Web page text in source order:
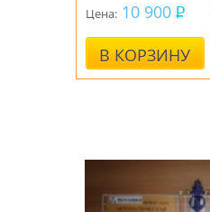
Цена: 10 900
В КОРЗИНУ